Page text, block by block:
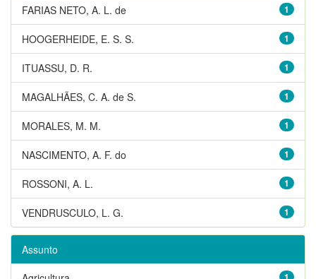
1
FARIAS NETO, A. L. de
1
HOOGERHEIDE, E. S. S.
1
ITUASSU, D. R.
1
MAGALHÃES, C. A. de S.
1
MORALES, M. M.
1
NASCIMENTO, A. F. do
1
ROSSONI, A. L.
1
VENDRUSCULO, L. G.
Assunto